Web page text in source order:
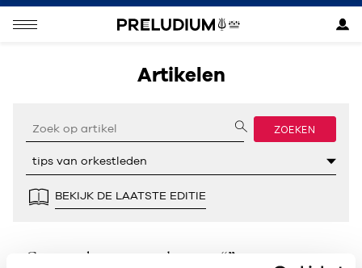
Artikelen
ZOEKEN
BEKIJK DE LAATSTE EDITIE
Geen resultaten gevonden voor “”.